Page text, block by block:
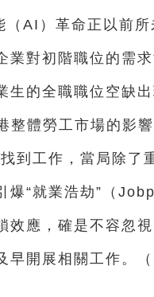
（AI）革命正以前
業對初階職位的需
生的全職職位空缺
整體勞工市場的影
到工作，當局除了
爆“就業浩劫”（
效應，確是不容忽
早開展相關工作。（